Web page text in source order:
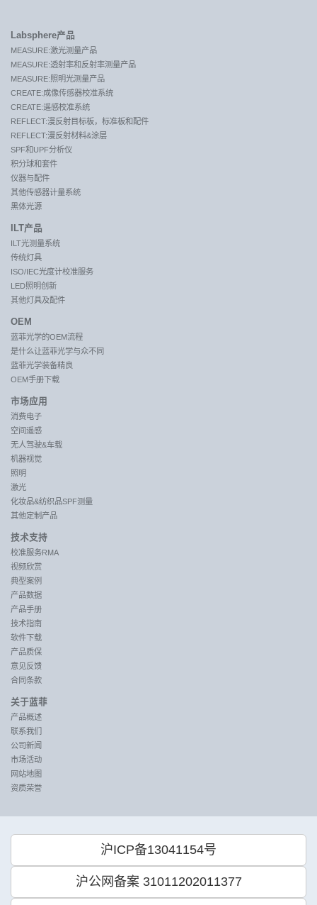
Labsphere产品
MEASURE:激光测量产品
MEASURE:透射率和反射率测量产品
MEASURE:照明光测量产品
CREATE:成像传感器校准系统
CREATE:遥感校准系统
REFLECT:漫反射目标板，标准板和配件
REFLECT:漫反射材料&涂层
SPF和UPF分析仪
积分球和套件
仪器与配件
其他传感器计量系统
黑体光源
ILT产品
ILT光测量系统
传统灯具
ISO/IEC光度计校准服务
LED照明创新
其他灯具及配件
OEM
蓝菲光学的OEM流程
是什么让蓝菲光学与众不同
蓝菲光学装备精良
OEM手册下载
市场应用
消费电子
空间遥感
无人驾驶&车载
机器视觉
照明
激光
化妆品&纺织品SPF测量
其他定制产品
技术支持
校准服务RMA
视频欣赏
典型案例
产品数据
产品手册
技术指南
软件下载
产品质保
意见反馈
合同条款
关于蓝菲
产品概述
联系我们
公司新闻
市场活动
网站地图
资质荣誉
沪ICP备13041154号
沪公网备案 31011202011377